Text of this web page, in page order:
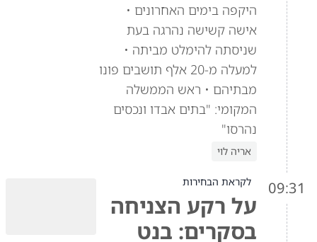
היקפה בימים האחרונים •
אישה קשישה נהרגה בעת
שניסתה להימלט מביתה •
למעלה מ-20 אלף תושבים פונו
מבתיהם • ראש הממשלה
המקומי: "בתים אבדו ונכסים
נהרסו"
אריה לוי
09:31 לקראת הבחירות
על רקע הצניחה
בסקרים: בנט